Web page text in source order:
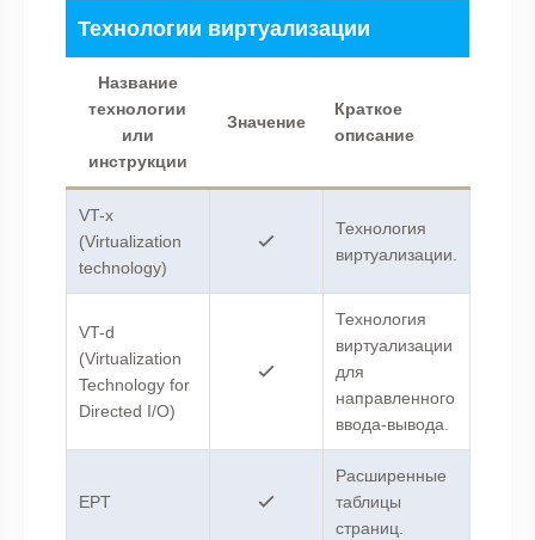
Технологии виртуализации
Название
технологии
или
инструкции
Значение
Краткое
описание
VT-x
(Virtualization
technology)
Технология
виртуализации.
VT-d
(Virtualization
Technology for
Directed I/O)
Технология
виртуализации
для
направленного
ввода-вывода.
EPT
Расширенные
таблицы
страниц.